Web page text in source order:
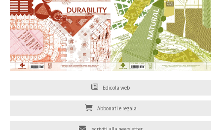
Edicola web
Abbonati e regala